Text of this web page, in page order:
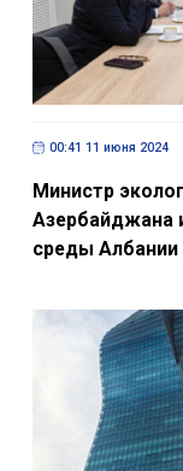
00:41 11 июня 2024
Министр
Азербайджана
среды Албании